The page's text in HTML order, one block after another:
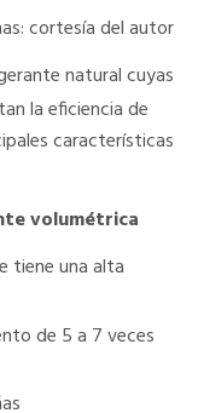
cortesía del autor
natural cuyas
la eficiencia de
características
volumétrica
tiene una alta
de 5 a 7 veces